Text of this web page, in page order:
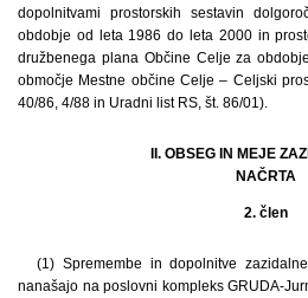
dopolnitvami prostorskih sestavin
obdobje od leta 1986 do leta 2000 in
družbenega plana Občine Celje za
območje Mestne občine Celje – Celjski
40/86, 4/88 in Uradni list RS, št. 86/01).
II. OBSEG IN MEJE
NAČRTA
2. člen
(1) Spremembe in dopolnitve
nanašajo na poslovni kompleks GRUDA-